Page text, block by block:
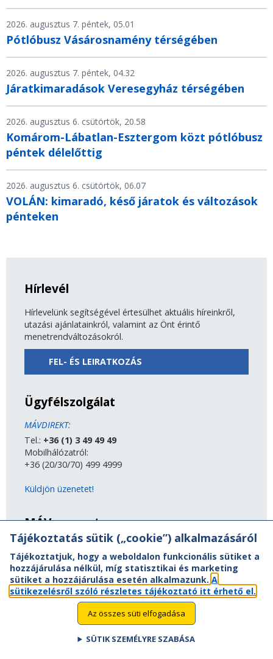
2026. augusztus 7. péntek, 05.01
Pótlóbusz Vásárosnamény térségében
2026. augusztus 7. péntek, 04.32
Járatkimaradások Veresegyház térségében
2026. augusztus 6. csütörtök, 20.58
Komárom-Lábatlan-Esztergom közt pótlóbusz
péntek délelőttig
2026. augusztus 6. csütörtök, 06.07
VOLÁN: kimaradó, késő járatok és változások
pénteken
Hírlevél
Hírlevelünk segítségével értesülhet aktuális híreinkről,
utazási ajánlatainkról, valamint az Önt érintő
menetrendváltozásokról.
FEL- ÉS LEIRATKOZÁS
Ügyfélszolgálat
MÁVDIREKT:
Tel.: +36 (1) 3 49 49 49
Mobilhálózatról:
+36 (20/30/70) 499 4999
Küldjön üzenetet!
MÁV-csoport
A MÁV-csoport tagjai
Jogi útmutatás
Adatvédelem
Kapcsolat
Vasút a nagyvilágban
Akadálymentesítési nyilatkozat
Tájékoztatás sütik („cookie”) alkalmazásáról
Tájékoztatjuk, hogy a weboldalon funkcionális sütiket a
hozzájárulása nélkül, míg statisztikai és marketing
sütiket a hozzájárulása esetén alkalmazunk. A
sütikezelésről szóló részletes tájékoztató itt érhető el.
Az összes süti elfogadása
SÜTIK SZEMÉLYRE SZABÁSA